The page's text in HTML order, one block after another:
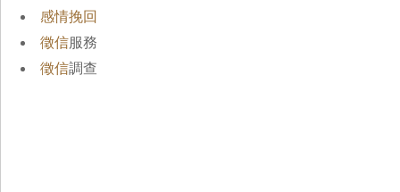
感情挽回
徵信服務
徵信調查